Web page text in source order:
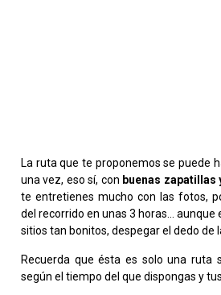
La ruta que te proponemos se puede
una vez, eso sí, con buenas zapatillas
te entretienes mucho con las fotos,
del recorrido en unas 3 horas… aunque
sitios tan bonitos, despegar el dedo de
Recuerda que ésta es solo una ruta
según el tiempo del que dispongas y